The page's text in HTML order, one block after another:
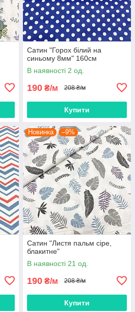
Сатин "Горох білий на
синьому 8мм" 160см
В наявності 2 од.
190 ₴/м 208 ₴/м
Купити
Новинка –9%
Сатин "Листя пальм сіре,
блакитне"
В наявності 21 од.
190 ₴/м 208 ₴/м
Купити